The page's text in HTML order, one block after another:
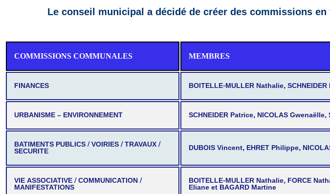
Le conseil municipal a décidé de créer des commissions
COMMISSIONS COMMUNALES MEMBRES
FINANCES BOITELLE-MULLER Nathalie,
URBANISME – ENVIRONNEMENT SCHNEIDER Patrice, NICOLAS
BATIMENTS PUBLICS / VOIRIES / TRAVAUX /
SECURITE DUBOIS Vincent, EHRET Philippe,
VIE ASSOCIATIVE / COMMUNICATION /
MANIFESTATIONS
BOITELLE-MULLER Nathalie, FORCE
Eliane et BAGARD Martine